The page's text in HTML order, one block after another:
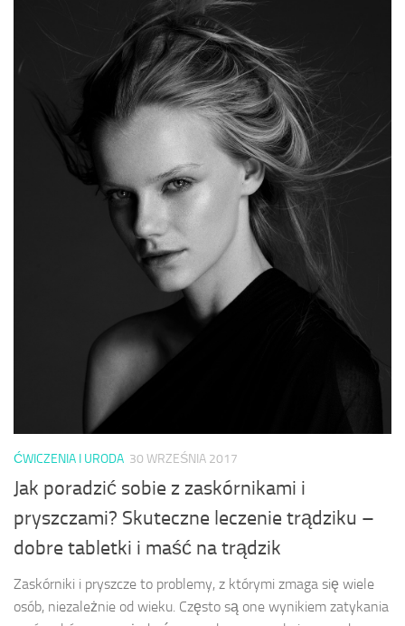
ĆWICZENIA I URODA 30 WRZEŚNIA 2017
Jak poradzić sobie z zaskórnikami i
pryszczami? Skuteczne leczenie trądziku –
dobre tabletki i maść na trądzik
Zaskórniki i pryszcze to problemy, z którymi zmaga się wiele
osób, niezależnie od wieku. Często są one wynikiem zatykania